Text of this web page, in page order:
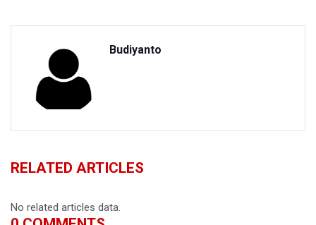
Budiyanto
RELATED ARTICLES
No related articles data.